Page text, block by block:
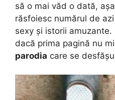
să o mai văd o dată,
răsfoiesc numărul de azi
sexy și istorii amuzante.
dacă prima pagină nu
parodia care se